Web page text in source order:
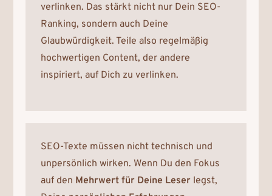
verlinken. Das stärkt nicht nur Dein SEO-
Ranking, sondern auch Deine
Glaubwürdigkeit. Teile also regelmäßig
hochwertigen Content, der andere
inspiriert, auf Dich zu verlinken.
SEO-Texte müssen nicht technisch und
unpersönlich wirken. Wenn Du den Fokus
auf den Mehrwert für Deine Leser legst,